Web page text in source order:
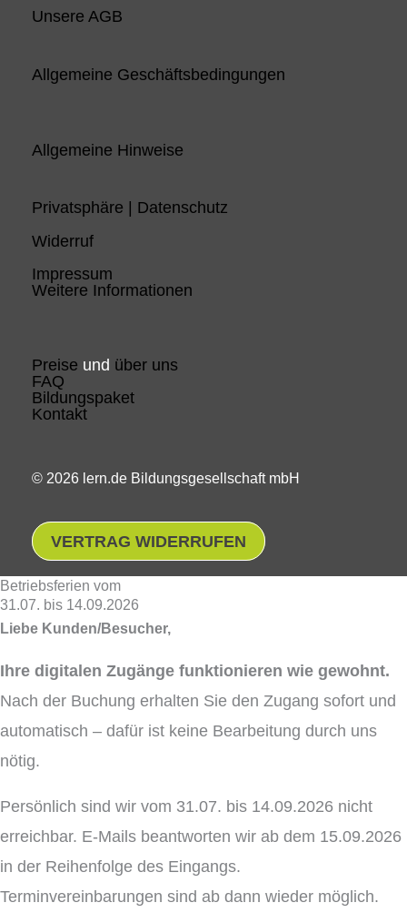
Unsere AGB
Allgemeine Geschäftsbedingungen
Allgemeine Hinweise
Privatsphäre | Datenschutz
Widerruf
Impressum
Weitere Informationen
Preise und über uns
FAQ
Bildungspaket
Kontakt
© 2026 lern.de Bildungsgesellschaft mbH
VERTRAG WIDERRUFEN
Betriebsferien vom
31.07. bis 14.09.2026
Liebe Kunden/Besucher,
Ihre digitalen Zugänge funktionieren wie gewohnt.
Nach der Buchung erhalten Sie den Zugang sofort und
automatisch – dafür ist keine Bearbeitung durch uns
nötig.
Persönlich sind wir vom 31.07. bis 14.09.2026 nicht
erreichbar. E-Mails beantworten wir ab dem 15.09.2026
in der Reihenfolge des Eingangs.
Terminvereinbarungen sind ab dann wieder möglich.